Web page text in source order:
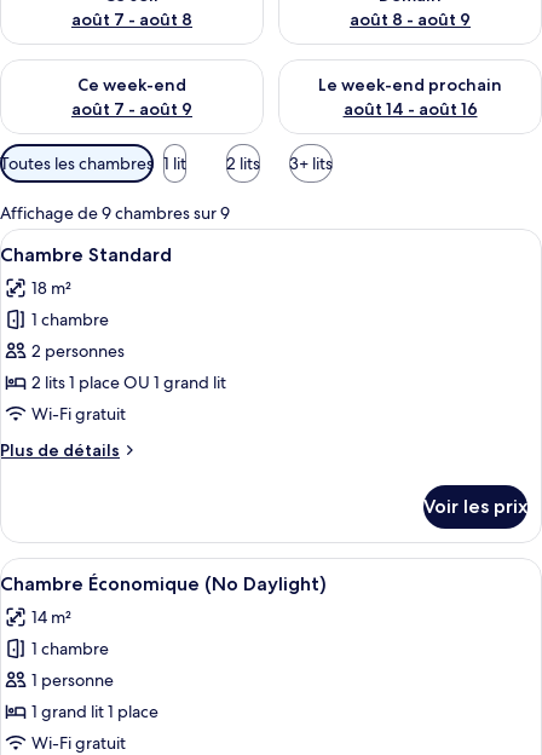
août 7 - août 8
août 8 - août 9
Ce week-end
août 7 - août 9
Vérifier la disponibilité pour ce week-end août 7 - août 9
Le week-end prochain
août 14 - août 16
Vérifier la disponibilité pour
Filtres
disponibles
pour
les
chambres
Toutes les chambres 1 lit 2 lits 3+ lits
Affichage de 9 chambres sur 9
Afficher
toutes
les
photos
pour
ce
type
chambre :
Une chambre d’hôtel avec deux
5
Chambre Standard
18 m²
1 chambre
2 personnes
2 lits 1 place OU 1 grand lit
Wi-Fi gratuit
Plus de détails
Plus
le
type
de
Chambre
Standard
Voir les prix
Afficher
toutes
les
photos
pour
ce
type
Une chambre d’hôtel avec un lit, un
6
Chambre Économique (No Daylight)
14 m²
1 chambre
1 personne
1 grand lit 1 place
Wi-Fi gratuit